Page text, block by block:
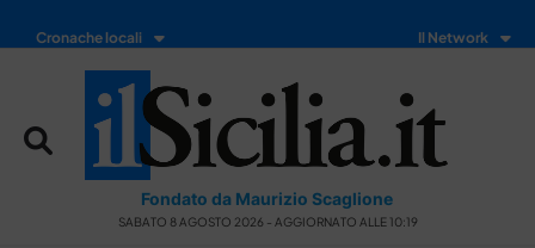
Cronache locali Il Network
Fondato da Maurizio Scaglione
SABATO 8 AGOSTO 2026 - AGGIORNATO ALLE 10:19